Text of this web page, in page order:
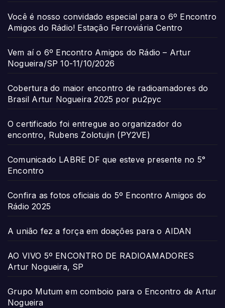
Você é nosso convidado especial para o 6º Encontro
Amigos do Rádio! Estação Ferroviária Centro
Vem aí o 6º Encontro Amigos do Rádio – Artur
Nogueira/SP 10-11/10/2026
Cobertura do maior encontro de radioamadores do
Brasil Artur Nogueira 2025 por pu2pyc
O certificado foi entregue ao organizador do
encontro, Rubens Zolotujin (PY2VE)
Comunicado LABRE DF que esteve presente no 5°
Encontro
Confira as fotos oficiais do 5º Encontro Amigos do
Rádio 2025
A união fez a força em doações para o AIDAN
AO VIVO 5º ENCONTRO DE RADIOAMADORES
Artur Nogueira, SP
Grupo Mutum em comboio para o Encontro de Artur
Nogueira